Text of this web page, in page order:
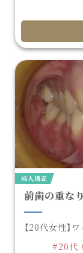
成人矯正
前歯の重な
【20代女性】
#20代